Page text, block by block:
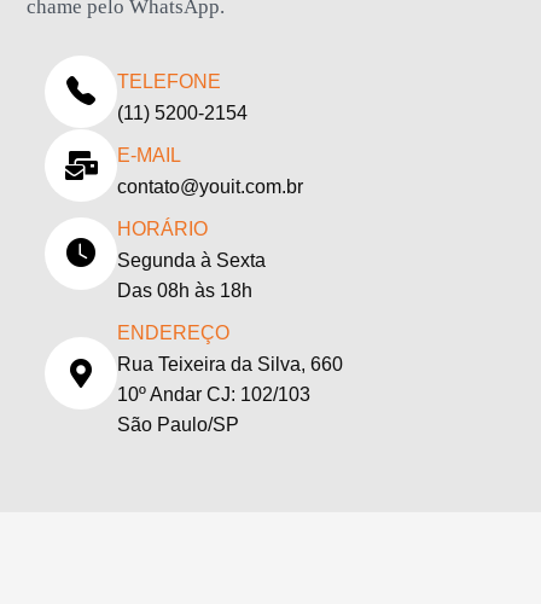
chame pelo WhatsApp.
TELEFONE
(11) 5200-2154
E-MAIL
contato@youit.com.br
HORÁRIO
Segunda à Sexta
Das 08h às 18h
ENDEREÇO
Rua Teixeira da Silva, 660
10º Andar CJ: 102/103
São Paulo/SP